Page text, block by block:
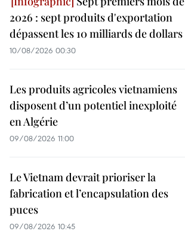
2026 : sept produits d'exportation
dépassent les 10 milliards de dollars
10/08/2026 00:30
Les produits agricoles vietnamiens
disposent d’un potentiel inexploité
en Algérie
09/08/2026 11:00
Le Vietnam devrait prioriser la
fabrication et l’encapsulation des
puces
09/08/2026 10:45